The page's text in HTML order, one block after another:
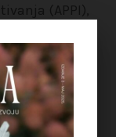
(APPI),
Aktivno
radom.